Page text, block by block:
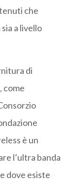
che
a livello
di
come
è un
l’ultra banda
dove esiste